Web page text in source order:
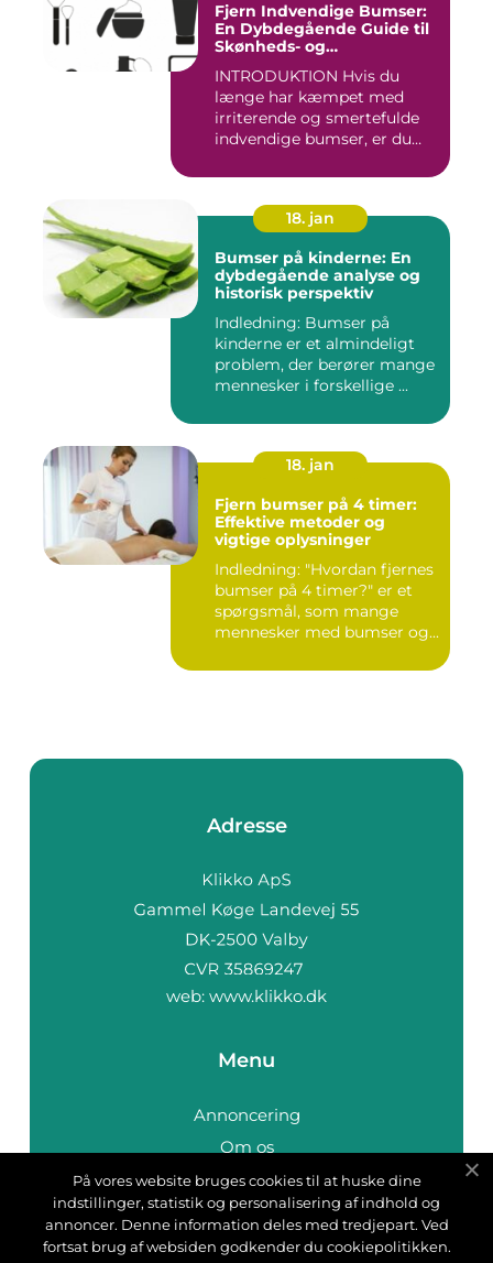
Fjern Indvendige Bumser:
En Dybdegående Guide til
Skønheds- og
INTRODUKTION Hvis du
længe har kæmpet med
irriterende og smertefulde
indvendige bumser, er du
18. jan
Bumser på kinderne: En
dybdegående analyse og
historisk perspektiv
Indledning: Bumser på
kinderne er et almindeligt
problem, der berører mange
mennesker i forskellige ...
18. jan
Fjern bumser på 4 timer:
Effektive metoder og
vigtige oplysninger
Indledning: "Hvordan fjernes
bumser på 4 timer?" er et
spørgsmål, som mange
mennesker med bumser og...
Adresse
web: www.klikko.dk
Menu
Annoncering
Om os
Cookies
Kontakt os
Sitemap
På vores website bruges cookies til at huske dine
indstillinger, statistik og personalisering af indhold og
annoncer. Denne information deles med tredjepart. Ved
fortsat brug af websiden godkender du cookiepolitikken.